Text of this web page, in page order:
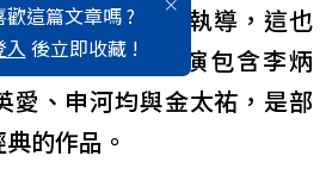
歡這篇文章嗎 ?
入 後立即收藏 !
戒區》由朴贊郁執導，這也
的代表作。主演包含李炳
愛、申河均與金太祐，是部
的作品。